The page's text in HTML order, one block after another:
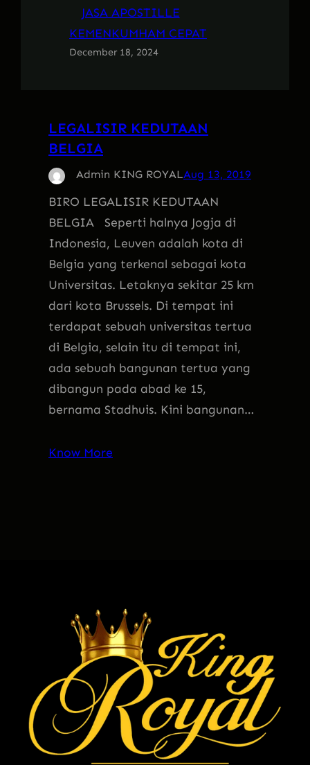
JASA APOSTILLE
KEMENKUMHAM CEPAT
December 18, 2024
LEGALISIR KEDUTAAN
BELGIA
Admin KING ROYALAug 13, 2019
BIRO LEGALISIR KEDUTAAN
BELGIA Seperti halnya Jogja di
Indonesia, Leuven adalah kota di
Belgia yang terkenal sebagai kota
Universitas. Letaknya sekitar 25 km
dari kota Brussels. Di tempat ini
terdapat sebuah universitas tertua
di Belgia, selain itu di tempat ini,
ada sebuah bangunan tertua yang
dibangun pada abad ke 15,
bernama Stadhuis. Kini bangunan…
Know More